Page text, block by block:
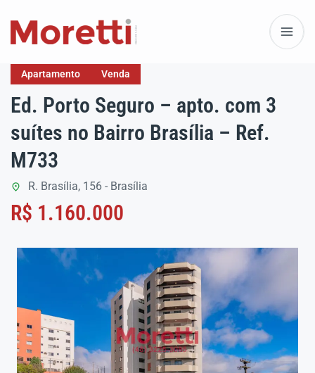
Apartamento Venda
Ed. Porto Seguro – apto. com 3
suítes no Bairro Brasília – Ref.
M733
R. Brasília, 156 - Brasília
R$ 1.160.000